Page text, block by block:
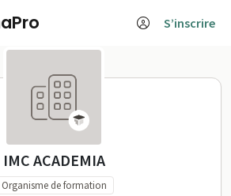
S’inscrire
ACADEMIA sur
IMC ACADEMIA
Organisme de formation